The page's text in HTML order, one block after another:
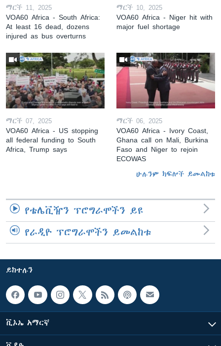
ማርች 11, 2025
VOA60 Africa - South Africa:
At least 16 dead, dozens
injured as bus overturns
ማርች 10, 2025
VOA60 Africa - Niger hit with
major fuel shortage
ማርች 07, 2025
VOA60 Africa - US stopping
all federal funding to South
Africa, Trump says
ማርች 06, 2025
VOA60 Africa - Ivory Coast,
Ghana call on Mali, Burkina
Faso and Niger to rejoin
ECOWAS
ሁሉንም ክፍሎች ይመልከቱ
የቴሌቪዥን ፕሮግራሞችን ይዩ
የራዲዮ ፕሮግራሞችን ይመልከቱ
ይከተሉን
ቪኦኤ አማርኛ